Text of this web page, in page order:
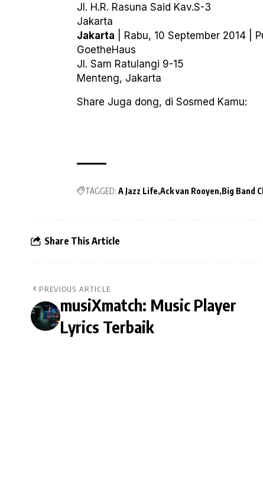
Jl. H.R. Rasuna Said Kav.S-3
Jakarta
Jakarta | Rabu, 10 September 2014 |
GoetheHaus
Jl. Sam Ratulangi 9-15
Menteng, Jakarta
Share Juga dong, di Sosmed Kamu:
TAGGED: A Jazz Life Ack van Rooyen Big Band
Share This Article
PREVIOUS ARTICLE
musiXmatch: Music Player
Lyrics Terbaik